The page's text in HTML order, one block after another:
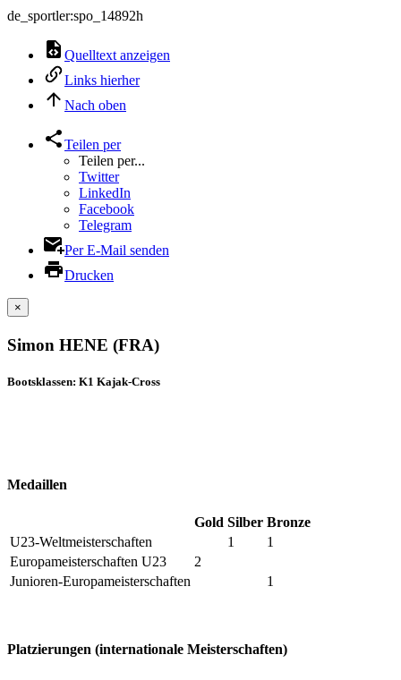
de_sportler:spo_14892h
Quelltext anzeigen
Links hierher
Nach oben
Teilen per
Teilen per...
Twitter
LinkedIn
Facebook
Telegram
Per E-Mail senden
Drucken
×
Simon HENE (FRA)
Bootsklassen: K1 Kajak-Cross
Medaillen
Gold Silber Bronze
U23-Weltmeisterschaften
1
1
Europameisterschaften U23
2
Junioren-Europameisterschaften
1
Platzierungen (internationale Meisterschaften)